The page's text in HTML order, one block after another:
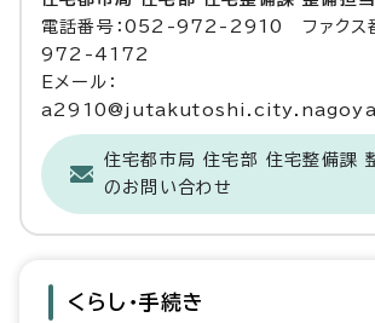
電話番号：052-972-2910 ファクス
972-4172
Eメール：
住宅都市局 住宅部 住宅整備課
のお問い合わせ
くらし・手続き